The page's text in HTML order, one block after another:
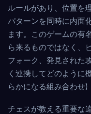
ルールがあり、位置を
パターンを同時に内面
ます。このゲームの有
ら来るものではなく、
フォーク、発見された
く連携してどのように
らかになる組み合わせ)
チェスが教える重要な